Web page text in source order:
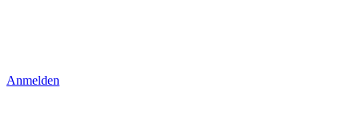
Anmelden